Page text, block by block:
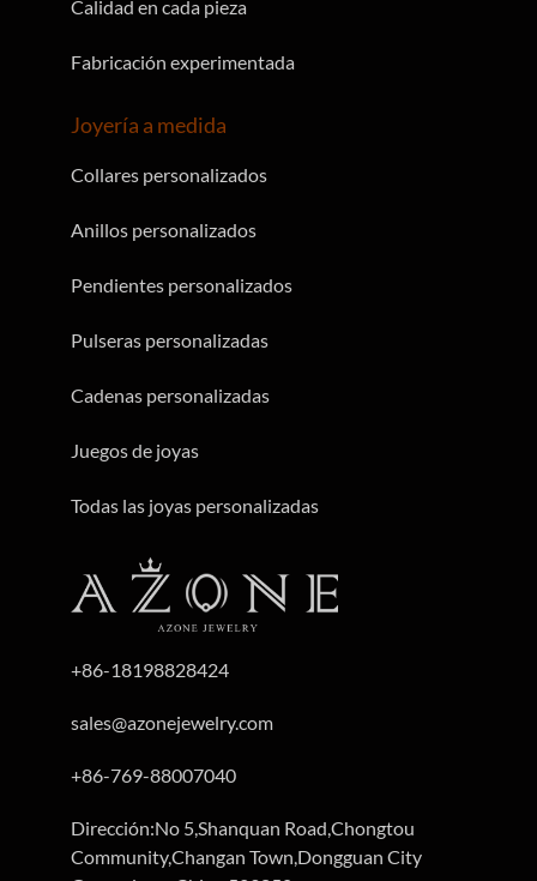
+86-18198828424
sales@azonejewelry.com
+86-769-88007040
Dirección:No 5,Shanquan Road,Chongtou
Community,Changan Town,Dongguan City
Joyería a medida
Collares personalizados
Anillos personalizados
Pendientes personalizados
Pulseras personalizadas
Cadenas personalizadas
Juegos de joyas
Todas las joyas personalizadas
Calidad en cada pieza
Fabricación experimentada